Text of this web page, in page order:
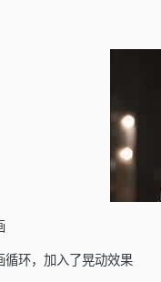
循环，加入了晃动效果